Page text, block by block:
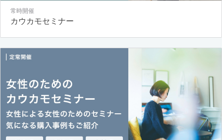
常時開催
カウカモセミナー